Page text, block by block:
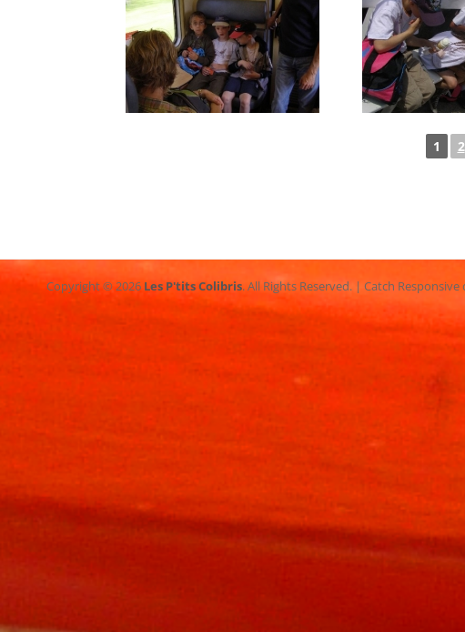
1 2
Copyright © 2026 Les P'tits Colibris. All Rights Reserved. | Catch Responsive